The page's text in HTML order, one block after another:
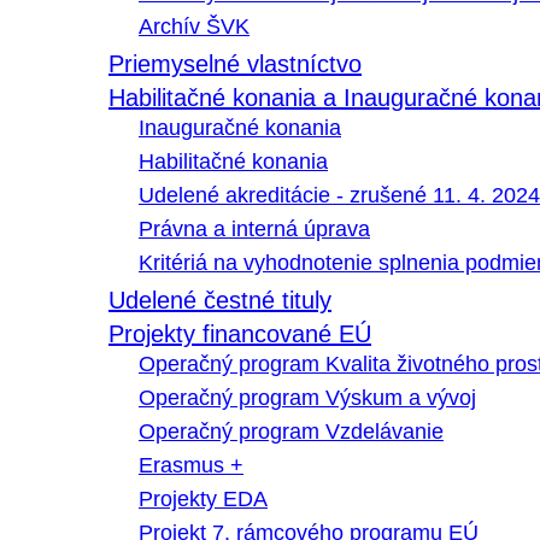
Archív ŠVK
Priemyselné vlastníctvo
Habilitačné konania a Inauguračné
Inauguračné konania
Habilitačné konania
Udelené akreditácie - zrušené 11. 4. 2024
Právna a interná úprava
Kritériá na vyhodnotenie splnenia
Udelené čestné tituly
Projekty financované EÚ
Operačný program Kvalita životného
Operačný program Výskum a vývoj
Operačný program Vzdelávanie
Erasmus +
Projekty EDA
Projekt 7. rámcového programu EÚ